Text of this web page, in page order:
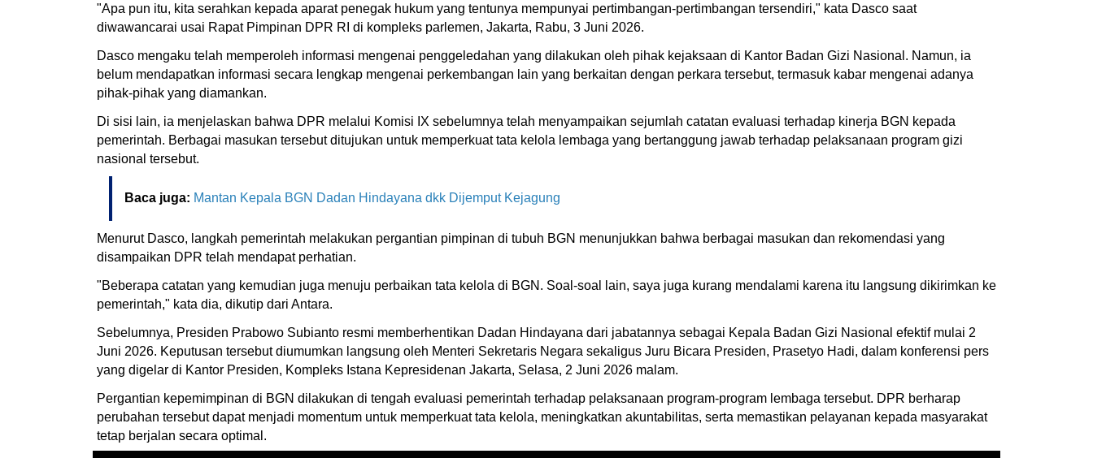
"Apa pun itu, kita serahkan kepada aparat penegak hukum yang tentunya mempunyai pertimbangan-pertimbangan tersendiri," kata Dasco saat
diwawancarai usai Rapat Pimpinan DPR RI di kompleks parlemen, Jakarta, Rabu, 3 Juni 2026.
Dasco mengaku telah memperoleh informasi mengenai penggeledahan yang dilakukan oleh pihak kejaksaan di Kantor Badan Gizi Nasional. Namun, ia
belum mendapatkan informasi secara lengkap mengenai perkembangan lain yang berkaitan dengan perkara tersebut, termasuk kabar mengenai adanya
pihak-pihak yang diamankan.
Di sisi lain, ia menjelaskan bahwa DPR melalui Komisi IX sebelumnya telah menyampaikan sejumlah catatan evaluasi terhadap kinerja BGN kepada
pemerintah. Berbagai masukan tersebut ditujukan untuk memperkuat tata kelola lembaga yang bertanggung jawab terhadap pelaksanaan program gizi
nasional tersebut.
Baca juga: Mantan Kepala BGN Dadan Hindayana dkk Dijemput Kejagung
Menurut Dasco, langkah pemerintah melakukan pergantian pimpinan di tubuh BGN menunjukkan bahwa berbagai masukan dan rekomendasi yang
disampaikan DPR telah mendapat perhatian.
"Beberapa catatan yang kemudian juga menuju perbaikan tata kelola di BGN. Soal-soal lain, saya juga kurang mendalami karena itu langsung dikirimkan ke
pemerintah," kata dia, dikutip dari Antara.
Sebelumnya, Presiden Prabowo Subianto resmi memberhentikan Dadan Hindayana dari jabatannya sebagai Kepala Badan Gizi Nasional efektif mulai 2
Juni 2026. Keputusan tersebut diumumkan langsung oleh Menteri Sekretaris Negara sekaligus Juru Bicara Presiden, Prasetyo Hadi, dalam konferensi pers
yang digelar di Kantor Presiden, Kompleks Istana Kepresidenan Jakarta, Selasa, 2 Juni 2026 malam.
Pergantian kepemimpinan di BGN dilakukan di tengah evaluasi pemerintah terhadap pelaksanaan program-program lembaga tersebut. DPR berharap
perubahan tersebut dapat menjadi momentum untuk memperkuat tata kelola, meningkatkan akuntabilitas, serta memastikan pelayanan kepada masyarakat
tetap berjalan secara optimal.